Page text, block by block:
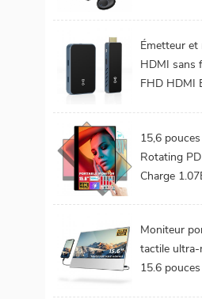
moniteur TV
Émetteur et
HDMI sans
FHD HDMI
projecteur
jeux 0
15,6
Rotating
Charge
intégrée
portable
ordinateur
Moniteur
tactile ultra-
15.6